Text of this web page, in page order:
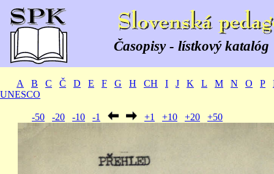
Časopisy - lístkový katalóg
A B C Č D E F G H CH I J K L M N O P
UNESCO
-50 -20 -10 -1 +1 +10 +20 +50